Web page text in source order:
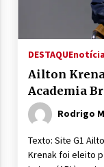
DESTAQUE
Ailton
Academia
Rodrigo
Texto: Site G1
Krenak foi eleito